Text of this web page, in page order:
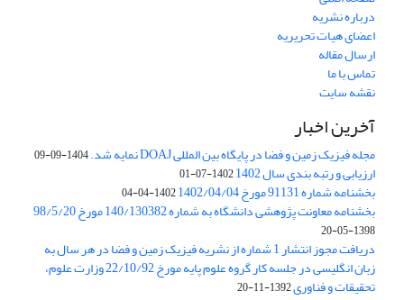
درباره نشریه
اعضای هیات تحریریه
ارسال مقاله
تماس با ما
نقشه سایت
آخرین اخبار
مجله فیزیک زمین و فضا در پایگاه بین المللی DOAJ نمایه شد. 1404-09-09
ارزیابی و رتبه بندی سال 1402 1402-07-01
بخشنامه شماره 91131 مورخ 1402/04/04 1402-04-04
بخشنامه معاونت پژوهشی دانشگاه به شماره 140/130382 مورخ 98/5/20
1398-05-20
دریافت مجوز انتشار 1 شماره از نشریه فیزیک زمین و فضا در هر سال به
زبان انگلیسی در جلسه کار گروه علوم پایه مورخ 22/10/92 وزارت علوم،
تحقیقات و فناوری1392-11-20